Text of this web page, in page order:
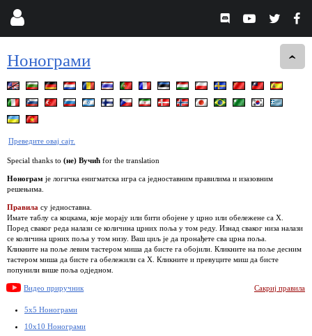
Нонограми
Преведите овај сајт.
Special thanks to (не) Вучић for the translation
Нонограм је логичка енигматска игра са једноставним правилима и изазовним
решењима.
Правила су једноставна.
Имате таблу са коцкама, које морају или бити обојене у црно или обележене са Х.
Поред сваког реда налази се количина црних поља у том реду. Изнад сваког низа налази
се количина црних поља у том низу. Ваш циљ је да пронађете сва црна поља.
Кликните на поље левим тастером миша да бисте га обојили. Кликните на поље десним
тастером миша да бисте га обележили са Х. Кликните и превуците миш да бисте
попунили више поља одједном.
Видео приручник Сакриј правила
5x5 Нонограми
10x10 Нонограми